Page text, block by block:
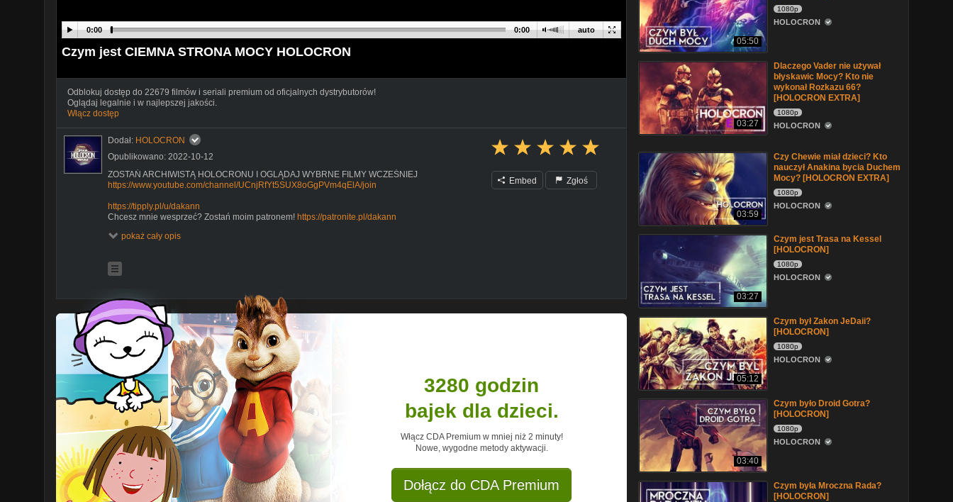
auto
0:00 0:00
Czym jest CIEMNA STRONA MOCY HOLOCRON
Odblokuj dostęp do 22679 filmów i seriali premium od oficjalnych dystrybutorów!
Oglądaj legalnie i w najlepszej jakości.
Włącz dostęp
Dodał: HOLOCRON
Opublikowano: 2022-10-12
ZOSTAŃ ARCHIWISTĄ HOLOCRONU I OGLĄDAJ WYBRNE FILMY WCZEŚNIEJ
https://www.youtube.com/channel/UCnjRfYt5SUX8oGgPVm4qElA/join
https://tipply.pl/u/dakann
Chcesz mnie wesprzeć? Zostań moim patronem! https://patronite.pl/dakann
Podobało się? Zostaw łapkę w górze!
Zajrzyj na mój FanPage:
Zlookaj instagram:
Discord:http://discord.gg/vQAhvVP
Animacja intro:https://www.instagram.com/cgimati/
Muzyka intro:https://www.youtube.com/c/APvJMusic/videos
//HOLOCRON// to seria poświęcona różnym zagadnieniom z świata Gwiezdnych Wojen
Expanded Universe, zarówno z Legend jak i Kanonu. Jeżeli jesteś fanem lub zaczynasz
przygodę z kultowym uniwersum, na pewno znajdziesz tu coś dla siebie!
//HOLOCRON EXTRA// to dodatkowa seria w której opowiadam na pytania od widzów związane
z światem Gwiezdnych Wojen!
Jeżeli masz jakieś pytanie - zadaj je pod ostatnim odcinkiem z tej serii.
//HOLOCRON PLAY// to moje zmagania z retro grami z świata Star Wars. Każdą grę postaram
się przejść do końca razem z Wami.
Wszystkie odcinki znajdziesz tutaj:
PLAYLISTA THE FORCE UNLEASHED (2008):
https://www.youtube.com/playlist?listPL8zmG5pLZGLFMKM2czYVn_Oc3LMqKvQ5z
pokaż cały opis
Embed Zgłoś
3280 godzin
bajek dla dzieci.
Włącz CDA Premium w mniej niż 2 minuty!
Nowe, wygodne metody aktywacji.
Dołącz do CDA Premium
05:50
1080p
HOLOCRON
03:27
Dlaczego Vader nie używał
błyskawic Mocy? Kto nie
wykonał Rozkazu 66?
[HOLOCRON EXTRA]
1080p
HOLOCRON
03:59
Czy Chewie miał dzieci? Kto
nauczył Anakina bycia Duchem
Mocy? [HOLOCRON EXTRA]
1080p
HOLOCRON
03:27
Czym jest Trasa na Kessel
[HOLOCRON]
1080p
HOLOCRON
05:12
Czym był Zakon JeDaii?
[HOLOCRON]
1080p
HOLOCRON
03:40
Czym było Droid Gotra?
[HOLOCRON]
1080p
HOLOCRON
Czym była Mroczna Rada?
[HOLOCRON]